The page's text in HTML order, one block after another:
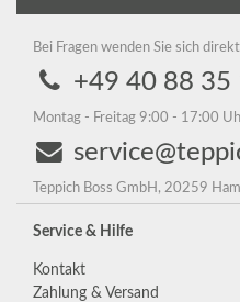
Bei Fragen wenden Sie sich
+49 40 88 35
Montag - Freitag 9:00 - 17:00
Teppich Boss GmbH, 20259
Service & Hilfe
Kontakt
Zahlung & Versand